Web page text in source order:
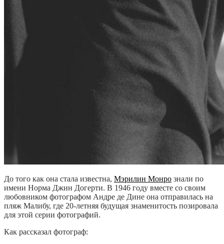
До того как она стала известна, Мэрилин Монро знали по
имени Норма Джин Догерти. В 1946 году вместе со своим
любовником фотографом Андре де Дине она отправилась на
пляж Малибу, где 20-летняя будущая знаменитость позировала
для этой серии фотографий.
Как рассказал фотограф: